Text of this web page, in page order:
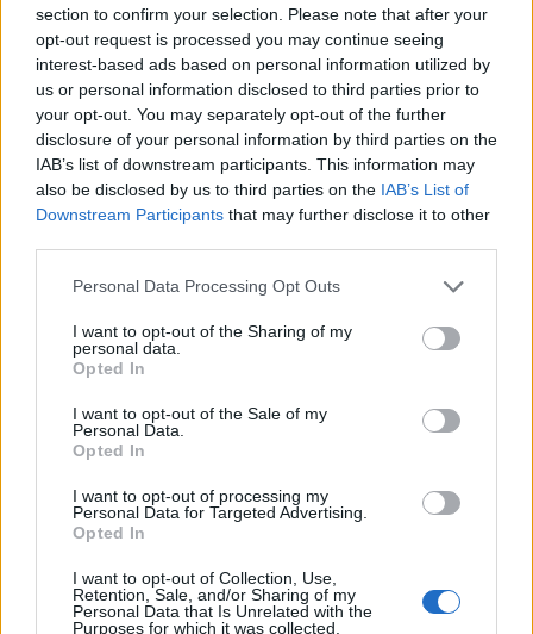
section to confirm your selection. Please note that after your
opt-out request is processed you may continue seeing
interest-based ads based on personal information utilized by
us or personal information disclosed to third parties prior to
your opt-out. You may separately opt-out of the further
disclosure of your personal information by third parties on the
IAB’s list of downstream participants. This information may
also be disclosed by us to third parties on the IAB’s List of
Downstream Participants that may further disclose it to other
Please note that this website/app uses one or more Google
not limited to your visit or usage behaviour. You may click to
grant or deny consent to Google and its third-party tags to
use your data for below specified purposes in below Google
consent section.
Personal Data Processing Opt Outs
I want to opt-out of the Sharing of my
personal data.
Opted In
I want to opt-out of the Sale of my
Personal Data.
Opted In
I want to opt-out of processing my
Personal Data for Targeted Advertising.
Opted In
I want to opt-out of Collection, Use,
Retention, Sale, and/or Sharing of my
Personal Data that Is Unrelated with the
Purposes for which it was collected.
A terrortámadásokban elhunyt áldozatok
hivatalos megemlékezése délután 1 órakor
kezdődik.
Az emléknap szerda este 19:45-kor,
fáklyagyújtással ér véget és kezdetét veszi
Jom Háácmáut.
Az emléknapot 1951-ben, az akkori
miniszterelnök és védelmi miniszter, David
Ben Gurion kezdeményezte és jelölte ki Ijjár
hó negyedikére.
közösséget az Óváros falain kívül, a Védelmi
Minisztérium pénteken nyilvánosságra hozott